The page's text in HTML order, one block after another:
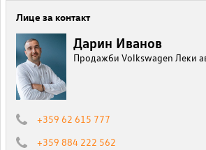
Лице за контакт
Дарин Иванов
Продажби Volkswagen Леки
+359 62 615 777
+359 884 222 562